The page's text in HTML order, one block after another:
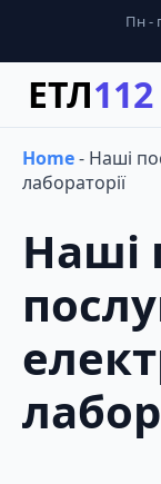
Пн -
ЕТЛ112
Home- Наші
лабораторії
Наші